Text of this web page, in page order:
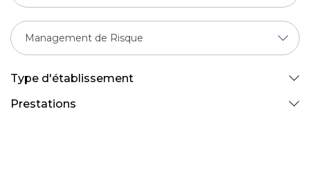
Type d'établissement
Prestations